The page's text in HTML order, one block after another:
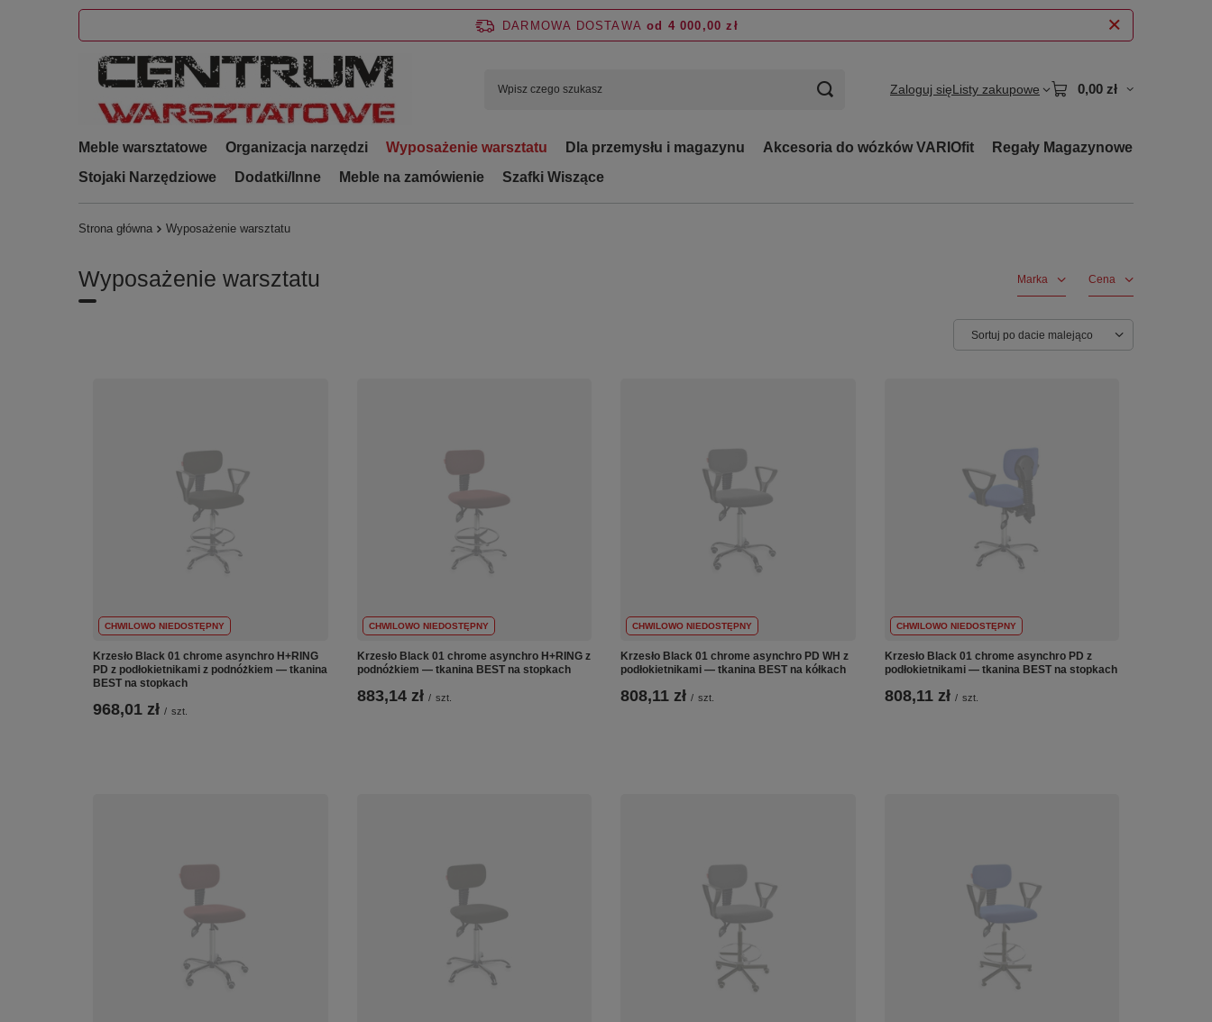
DARMOWA DOSTAWA od 4 000,00 zł
Zaloguj sięListy zakupowe 0,00 zł
Meble warsztatowe Organizacja narzędzi Wyposażenie warsztatu Dla przemysłu i magazynu Akcesoria do wózków VARIOfit
Regały Magazynowe
Stojaki Narzędziowe
Dodatki/Inne Meble na zamówienie Szafki Wiszące
Strona główna Wyposażenie warsztatu
Wyposażenie warsztatu Marka Cena
Zmień sortowanie
Sortuj po dacie malejąco
CHWILOWO NIEDOSTĘPNY
Krzesło Black 01 chrome asynchro H+RING
PD z podłokietnikami z podnóżkiem — tkanina
BEST na stopkach
968,01 zł / szt.
CHWILOWO NIEDOSTĘPNY
Krzesło Black 01 chrome asynchro H+RING z
podnóżkiem — tkanina BEST na stopkach
883,14 zł / szt.
CHWILOWO NIEDOSTĘPNY
Krzesło Black 01 chrome asynchro PD WH z
podłokietnikami — tkanina BEST na kółkach
808,11 zł / szt.
CHWILOWO NIEDOSTĘPNY
Krzesło Black 01 chrome asynchro PD z
podłokietnikami — tkanina BEST na stopkach
808,11 zł / szt.